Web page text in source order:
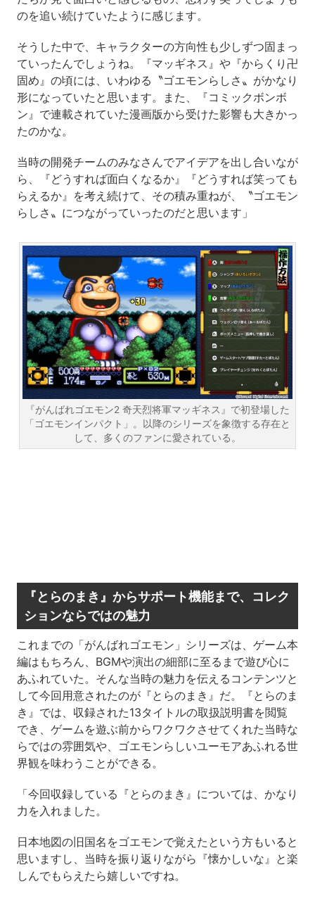
のを追い続けていたように感じます。
そうした中で、キャラクターの方向性も少しずつ固まっ
ていったんでしょうね。『マッギネス』や『からくり卍
固め』の頃には、いわゆる〝ゴエモンらしさ〟がかなり
形になっていたと思います。また、『コミックボンボ
ン』で連載されていた漫画版から受けた影響も大きかっ
たのかな。
当時の開発チームのみなさんでアイデアを出し合いなが
ら、『どうすれば面白くなるか』『どうすれば笑っても
らえるか』を考え続けて、その積み重ねが、〝ゴエモン
らしさ〟につながっていったのだと思います」
『がんばれゴエモン2 奇天烈将軍マッギネス』で初登場した
「ゴエモンインパクト」。以降のシリーズを象徴する存在と
して、多くのファンに愛されている。
『とらのまき』からサポート機能まで、コレク
ションならではの魅力
これまでの「がんばれゴエモン」シリーズは、ゲーム本
編はもちろん、BGMや演出の細部に至るまで遊び心に
あふれていた。そんな当時の魅力を伝えるコンテンツと
して今回用意されたのが『とらのまき』だ。『とらのま
き』では、収録された13タイトルの取扱説明書を閲覧
でき、ゲームを遊ぶ前からワクワクさせてくれた当時な
らではの雰囲気や、ゴエモンらしいユーモアあふれる世
界観を味わうことができる。
「今回収録している『とらのまき』については、かなり
力を入れました。
日本地図の旧国名をゴエモンで覚えたという方もいると
思いますし、当時を振り返りながら『懐かしいな』と楽
しんでもらえたら嬉しいですね。